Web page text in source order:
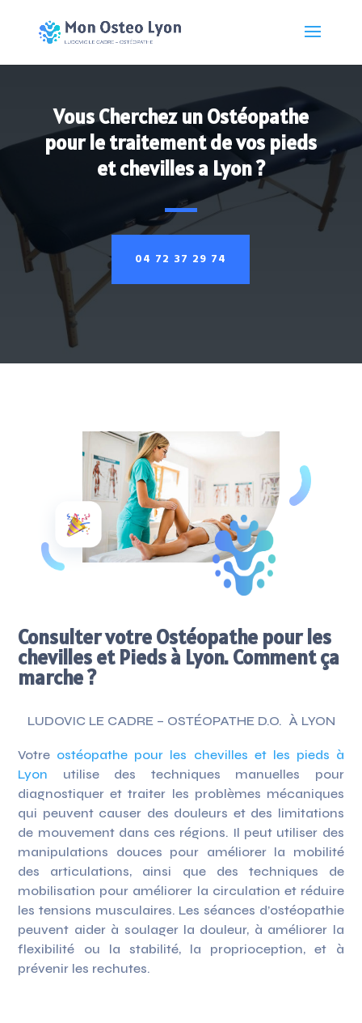
Vous Cherchez un Ostéopathe
pour le traitement de vos pieds
et chevilles a Lyon ?
04 72 37 29 74
Consulter votre Ostéopathe pour les
chevilles et Pieds à Lyon. Comment ça
marche ?
LUDOVIC LE CADRE – OSTÉOPATHE D.O. À LYON
Votre ostéopathe pour les chevilles et les pieds à
Lyon utilise des techniques manuelles pour
diagnostiquer et traiter les problèmes mécaniques
qui peuvent causer des douleurs et des limitations
de mouvement dans ces régions. Il peut utiliser des
manipulations douces pour améliorer la mobilité
des articulations, ainsi que des techniques de
mobilisation pour améliorer la circulation et réduire
les tensions musculaires. Les séances d’ostéopathie
peuvent aider à soulager la douleur, à améliorer la
flexibilité ou la stabilité, la proprioception, et à
prévenir les rechutes.